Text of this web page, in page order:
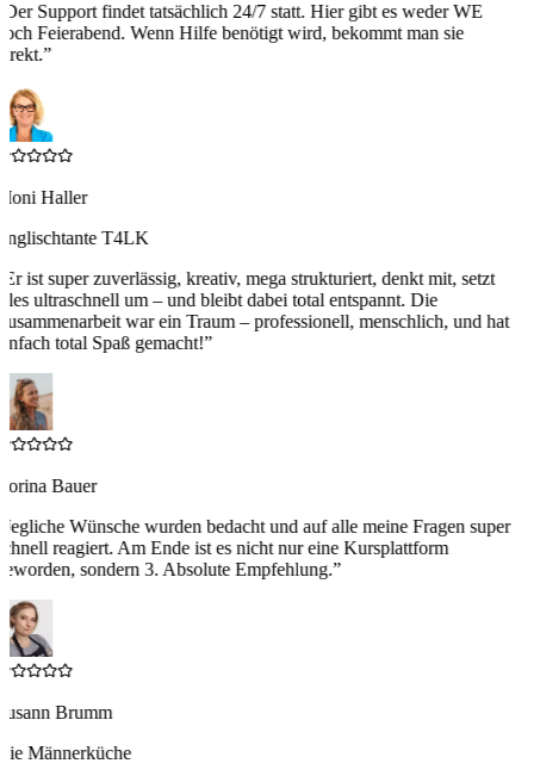
Der Support findet tatsächlich 24/7 statt. Hier gibt es weder WE
Feierabend. Wenn Hilfe benötigt wird, bekommt man sie
”
Haller
T4LK
Er ist super zuverlässig, kreativ, mega strukturiert, denkt mit, setzt
ultraschnell um – und bleibt dabei total entspannt. Die
war ein Traum – professionell, menschlich, und hat
total Spaß gemacht!”
Bauer
Jegliche Wünsche wurden bedacht und auf alle meine Fragen super
reagiert. Am Ende ist es nicht nur eine Kursplattform
sondern 3. Absolute Empfehlung.”
Brumm
Männerküche